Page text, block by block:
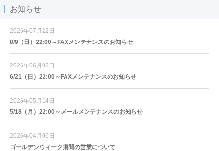
お知らせ
2026年07月22日
8/9（日）22:00～FAXメンテナンスのお知らせ
2026年06月03日
6/21（日）22:00～FAXメンテナンスのお知らせ
2026年05月14日
5/18（月）22:00～メールメンテナンスのお知らせ
2026年04月06日
ゴールデンウィーク期間の営業について